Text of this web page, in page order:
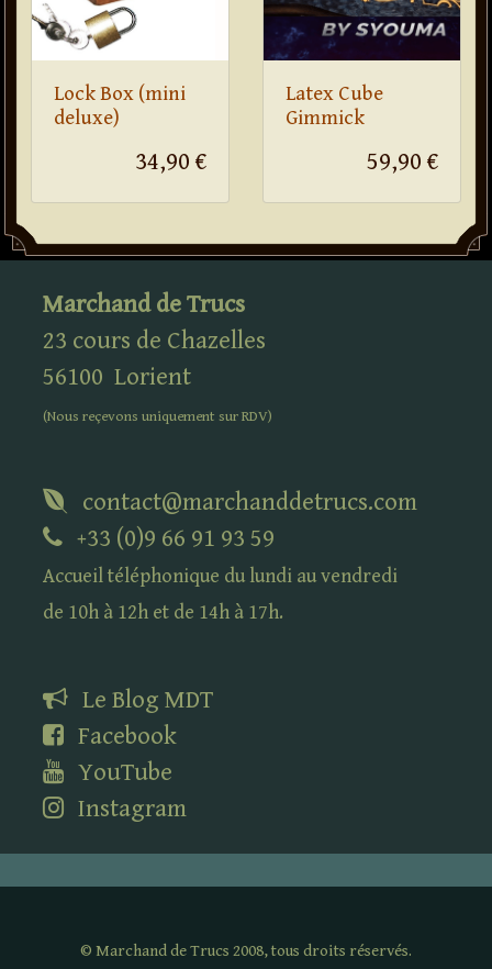
Lock Box (mini
deluxe)
34,90 €
Latex Cube
Gimmick
59,90 €
Marchand de Trucs
23 cours de Chazelles
56100 Lorient
(Nous reçevons uniquement surRDV)
contact@marchanddetrucs.com
+33 (0)9 66 91 93 59
Accueil téléphonique du lundi au vendredi
de 10h à 12h et de 14h à 17h.
Le Blog MDT
Facebook
YouTube
Instagram
© Marchand de Trucs 2008, tous droits réservés.